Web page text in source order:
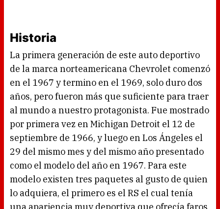
Historia
La primera generación de este auto deportivo
de la marca norteamericana Chevrolet comenzó
en el 1967 y termino en el 1969, solo duro dos
años, pero fueron más que suficiente para traer
al mundo a nuestro protagonista. Fue mostrado
por primera vez en Michigan Detroit el 12 de
septiembre de 1966, y luego en Los Ángeles el
29 del mismo mes y del mismo año presentado
como el modelo del año en 1967. Para este
modelo existen tres paquetes al gusto de quien
lo adquiera, el primero es el RS el cual tenía